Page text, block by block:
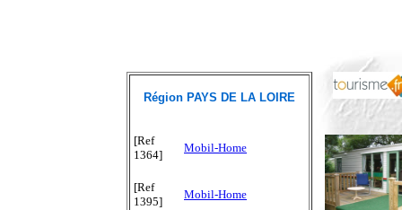
Région PAYS DE LA LOIRE
[Ref
1364]
Mobil-Home
[Ref
1395]
Mobil-Home